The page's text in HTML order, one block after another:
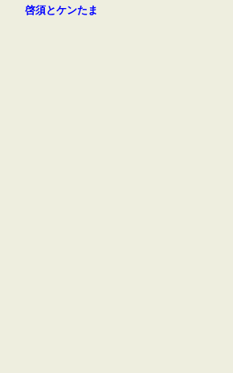
啓須とケンたま